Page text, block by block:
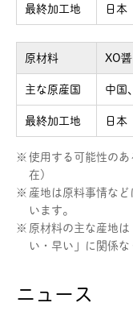
最終加工地 日本
原材料 XO
主な原産国 中国
最終加工地 日本
※ 使用する可能性の
在)
※ 産地は原料事情な
います。
※ 原材料の主な産地
い・早い」に関係な
ニュース